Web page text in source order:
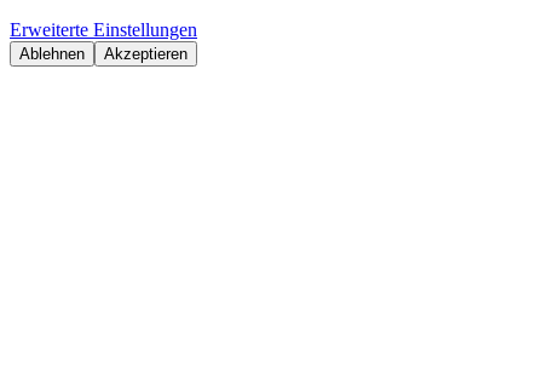
Erweiterte Einstellungen
Ablehnen Akzeptieren